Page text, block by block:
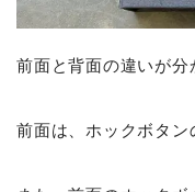
前面と背面の違いが分
前面は、ホックボタン